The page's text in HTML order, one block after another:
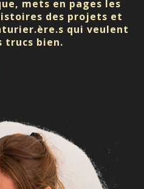
mets en pages les
des projets et
qui veulent
trucs bien.